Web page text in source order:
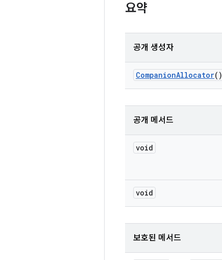
요약
공개 생성자
CompanionAllocator()
공개 메서드
void
void
보호된 메서드